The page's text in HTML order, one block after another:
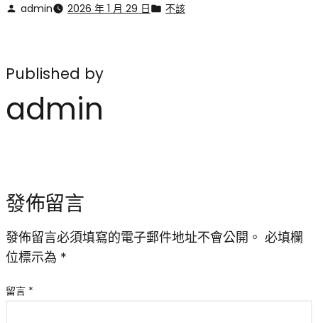
admin 2026 年 1 月 29 日 不該
Published by
admin
發佈留言
發佈留言必須填寫的電子郵件地址不會公開。 必填欄
位標示為 *
留言 *